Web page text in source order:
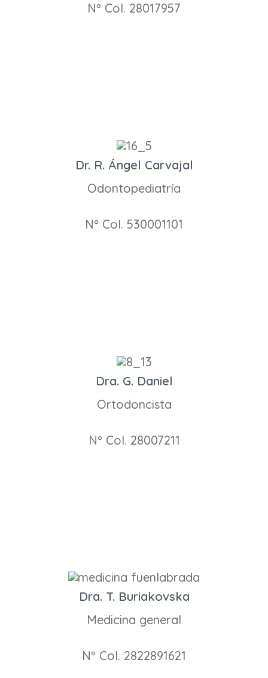
Nº Col. 28017957
Dr. R. Ángel Carvajal
Odontopediatría
Nº Col. 530001101
Dra. G. Daniel
Ortodoncista
Nº Col. 28007211
Dra. T. Buriakovska
Medicina general
Nº Col. 2822891621